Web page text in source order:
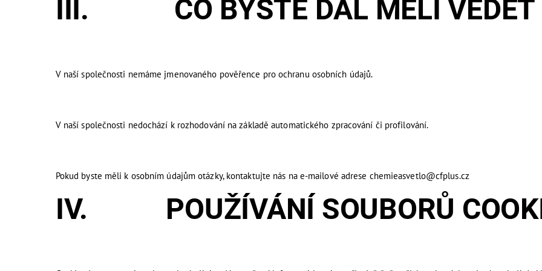
III. CO BYSTE DÁL MĚLI VĚDĚT
V naší společnosti nemáme jmenovaného pověřence pro ochranu osobních údajů.
V naší společnosti nedochází k rozhodování na základě automatického zpracování či profilování.
Pokud byste měli k osobním údajům otázky, kontaktujte nás na e-mailové adrese chemieasvetlo@cfplus.cz
IV. POUŽÍVÁNÍ SOUBORŮ